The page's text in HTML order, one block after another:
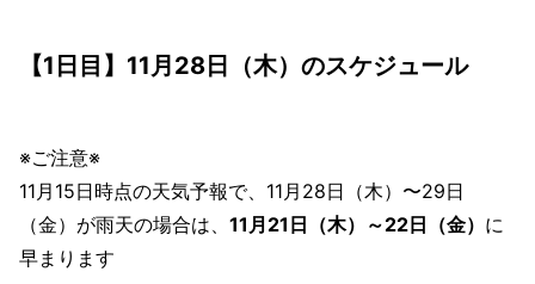
【1日目】11月28日（木）のスケジュール
※ご注意※
11月15日時点の天気予報で、11月28日（木）〜29日
（金）が雨天の場合は、 11月21日（木）～22日（金） に
早まります